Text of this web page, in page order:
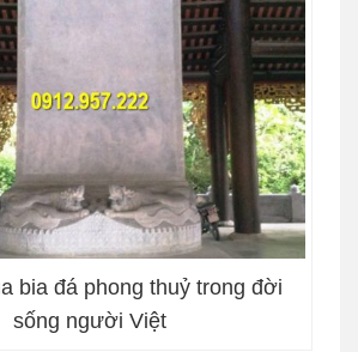
bia đá phong thuỷ trong đời
sống người Việt